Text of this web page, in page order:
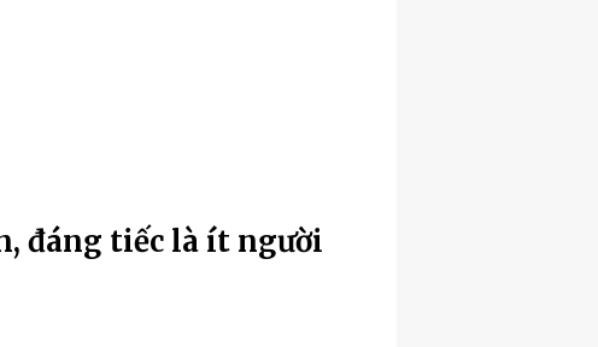
đáng tiếc là ít người